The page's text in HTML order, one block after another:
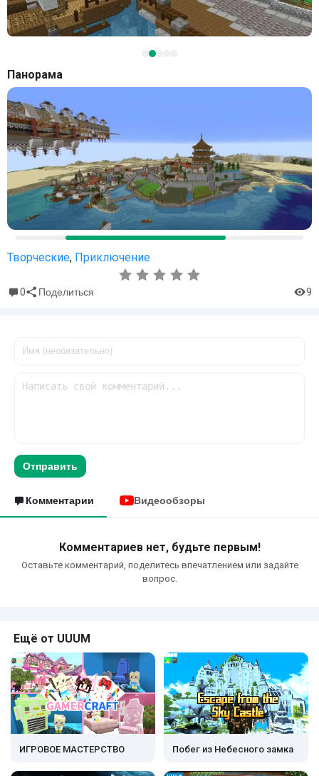
Панорама
Творческие, Приключение
0 Поделиться 9
Отправить
Комментарии Видеообзоры
Комментариев нет, будьте первым!
Оставьте комментарий, поделитесь впечатлением или задайте
вопрос.
Ещё от UUUM
ИГРОВОЕ МАСТЕРСТВО Побег из Небесного замка